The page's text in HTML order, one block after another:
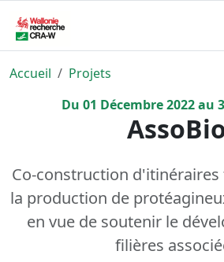
Accueil
Projets
Du 01 Décembre2022au
Co-construction
la production de
en vue de soutenir le
filières